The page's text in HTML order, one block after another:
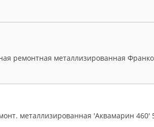
ремонтная металлизированная
металлизированная 'Аквамарин 460'